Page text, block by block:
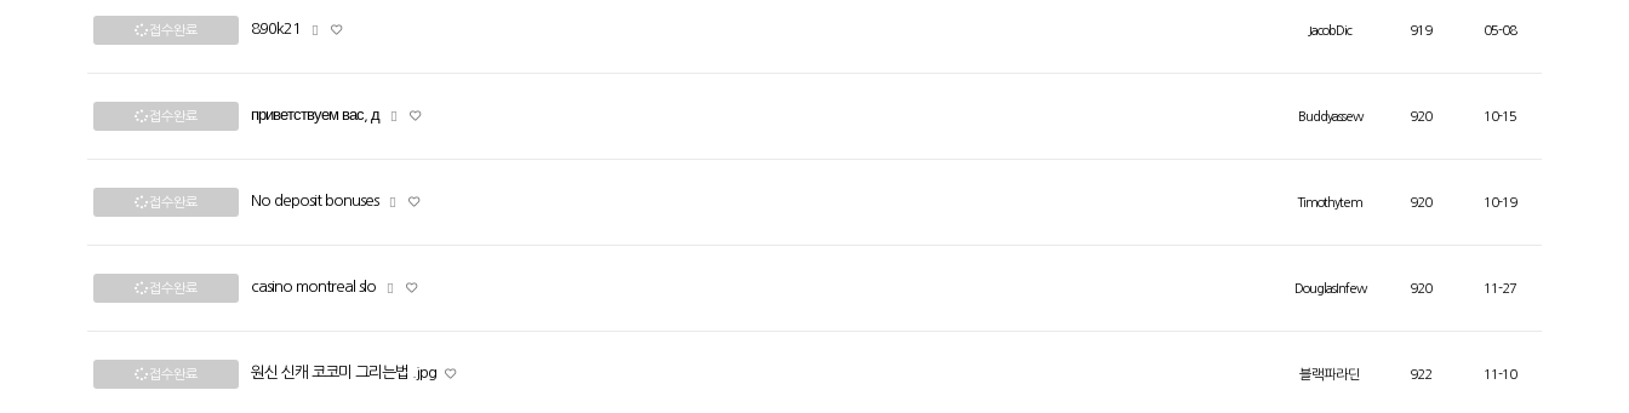
접수완료 890k21 JacobDic 919 05-08
접수완료 приветствуем вас, д Buddyassew 920 10-15
접수완료 No deposit bonuses Timothytem 920 10-19
접수완료 casino montreal slo DouglasInfew 920 11-27
접수완료 원신 신캐 코코미 그리는법 .jpg 블랙파라딘 922 11-10